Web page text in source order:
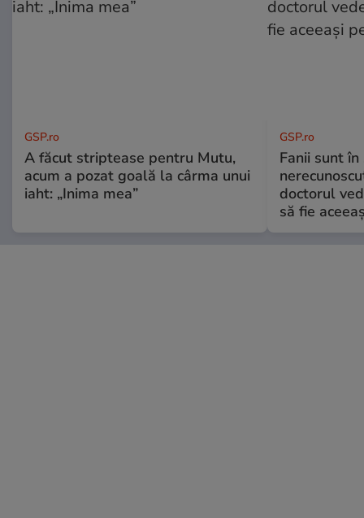
GSP.ro
A făcut striptease pentru Mutu,
acum a pozat goală la cârma unui
iaht: „Inima mea”
GSP.ro
Fanii sunt în
doctorul
să fie